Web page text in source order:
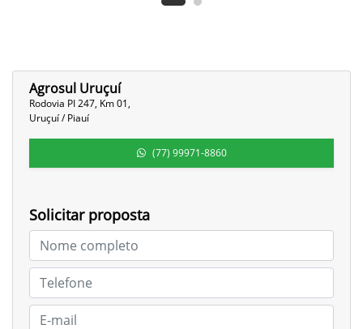
Agrosul Uruçuí
Rodovia PI 247, Km 01,
Uruçuí / Piauí
(77) 99971-8860
Solicitar proposta